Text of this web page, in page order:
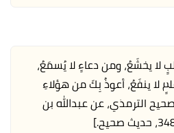
لا يخشَعُ، ومن دعاءٍ لا يُسمَعُ،
لا ينفَعُ، أعوذُ بِكَ من هؤلاءِ
الترمذي، عن عبدالله بن